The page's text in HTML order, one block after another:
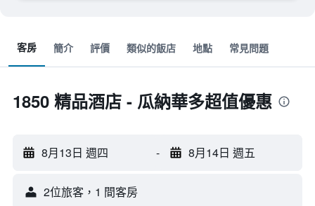
客房 簡介 評價 類似的飯店 地點 常見問題
1850 精品酒店 - 瓜納華多超值優惠
8月13日 週四 - 8月14日 週五
2位旅客，1 間客房